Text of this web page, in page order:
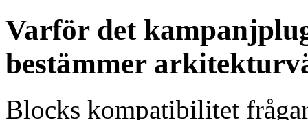
Varför det
bestämmer
Blocks kompatibilitet